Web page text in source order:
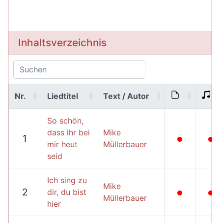
Inhaltsverzeichnis
Nr. Liedtitel Text / Autor
1
So schön,
dass ihr bei
mir heut
seid
Mike
Müllerbauer
2
Ich sing zu
dir, du bist
hier
Mike
Müllerbauer